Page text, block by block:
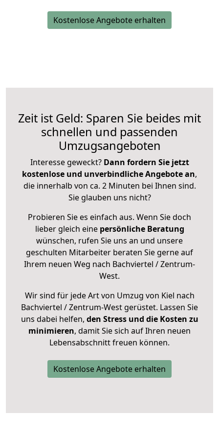
Kostenlose Angebote erhalten
Zeit ist Geld: Sparen Sie beides mit
schnellen und passenden
Umzugsangeboten
Interesse geweckt? Dann fordern Sie jetzt
kostenlose und unverbindliche Angebote an,
die innerhalb von ca. 2 Minuten bei Ihnen sind.
Sie glauben uns nicht?
Probieren Sie es einfach aus. Wenn Sie doch
lieber gleich eine persönliche Beratung
wünschen, rufen Sie uns an und unsere
geschulten Mitarbeiter beraten Sie gerne auf
Ihrem neuen Weg nach Bachviertel / Zentrum-
West.
Wir sind für jede Art von Umzug von Kiel nach
Bachviertel / Zentrum-West gerüstet. Lassen Sie
uns dabei helfen, den Stress und die Kosten zu
minimieren, damit Sie sich auf Ihren neuen
Lebensabschnitt freuen können.
Kostenlose Angebote erhalten